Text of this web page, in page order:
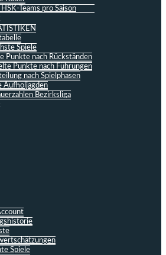
Teams pro Saison
Spiele
Punkte nach Rückständen
Punkte nach Führungen
nach Spielphasen
Aufholjagden
Bezirksliga
Spiele